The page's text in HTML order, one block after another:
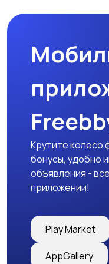
Медицина
Образование и
закупки
Крутите колесо
бонусы, удобно
объявления -
приложении!
Play Market
AppGallery